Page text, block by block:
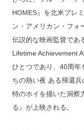
HOMES』を北米プレ
ン・アメリカン・フォ
伝説的な映画監督であ
Lifetime Achievement
ひとつであり、40周年
ちの熱い夜 ある帰還
特のホイを描いた洞察
る』が上映される。